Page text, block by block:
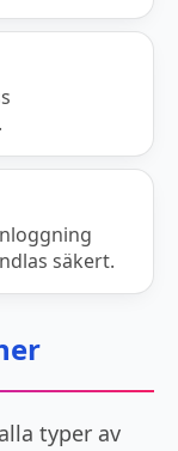
säkert.
typer av